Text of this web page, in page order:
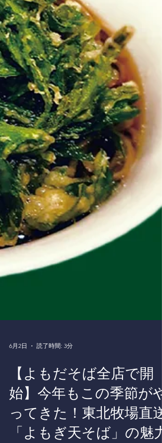
6月2日
【よもだそば全店で開
始】今年もこの季節がや
ってきた！東北牧場直送